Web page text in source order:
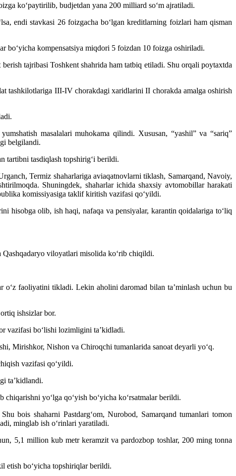
ko‘paytirilib, budjetdan yana 200 milliard so‘m ajratiladi.
endi stavkasi 26 foizgacha bo‘lgan kreditlarning foizlari ham qisman
bo‘yicha kompensatsiya miqdori 5 foizdan 10 foizga oshiriladi.
tajribasi Toshkent shahrida ham tatbiq etiladi. Shu orqali poytaxtda
tashkilotlariga III-IV chorakdagi xaridlarini II chorakda amalga oshirish
masalalari muhokama qilindi. Xususan, “yashil” va “sariq”
belgilandi.
tartibni tasdiqlash topshirig‘i berildi.
Termiz shaharlariga aviaqatnovlarni tiklash, Samarqand, Navoiy,
Shuningdek, shaharlar ichida shaxsiy avtomobillar harakati
komissiyasiga taklif kiritish vazifasi qo‘yildi.
hisobga olib, ish haqi, nafaqa va pensiyalar, karantin qoidalariga to‘liq
viloyatlari misolida ko‘rib chiqildi.
faoliyatini tikladi. Lekin aholini daromad bilan ta’minlash uchun bu
ishsizlar bor.
vazifasi bo‘lishi lozimligini ta’kidladi.
Mirishkor, Nishon va Chiroqchi tumanlarida sanoat deyarli yo‘q.
vazifasi qo‘yildi.
ta’kidlandi.
yo‘lga qo‘yish bo‘yicha ko‘rsatmalar berildi.
bois shaharni Pastdarg‘om, Nurobod, Samarqand tumanlari tomon
minglab ish o‘rinlari yaratiladi.
5,1 million kub metr keramzit va pardozbop toshlar, 200 ming tonna
etish bo‘yicha topshiriqlar berildi.